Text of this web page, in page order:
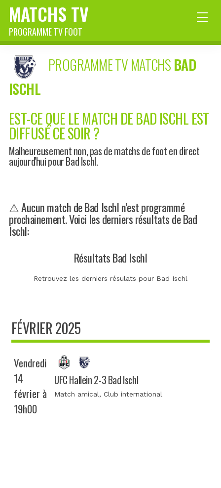
MATCHS TV
PROGRAMME TV FOOT
PROGRAMME TV MATCHSBAD
ISCHL
EST-CE QUE LE MATCH DE BAD ISCHL EST
DIFFUSÉ CE SOIR ?
Malheureusement non, pas de matchs de foot en direct
aujourd'hui pour Bad Ischl.
⚠️ Aucun match de Bad Ischl n’est programmé
prochainement. Voici les derniers résultats de Bad
Ischl:
Résultats Bad Ischl
Retrouvez les derniers résulats pour Bad Ischl
FÉVRIER 2025
Vendredi
14
février à
19h00
UFC Hallein 2-3 Bad Ischl
Match amical, Club international